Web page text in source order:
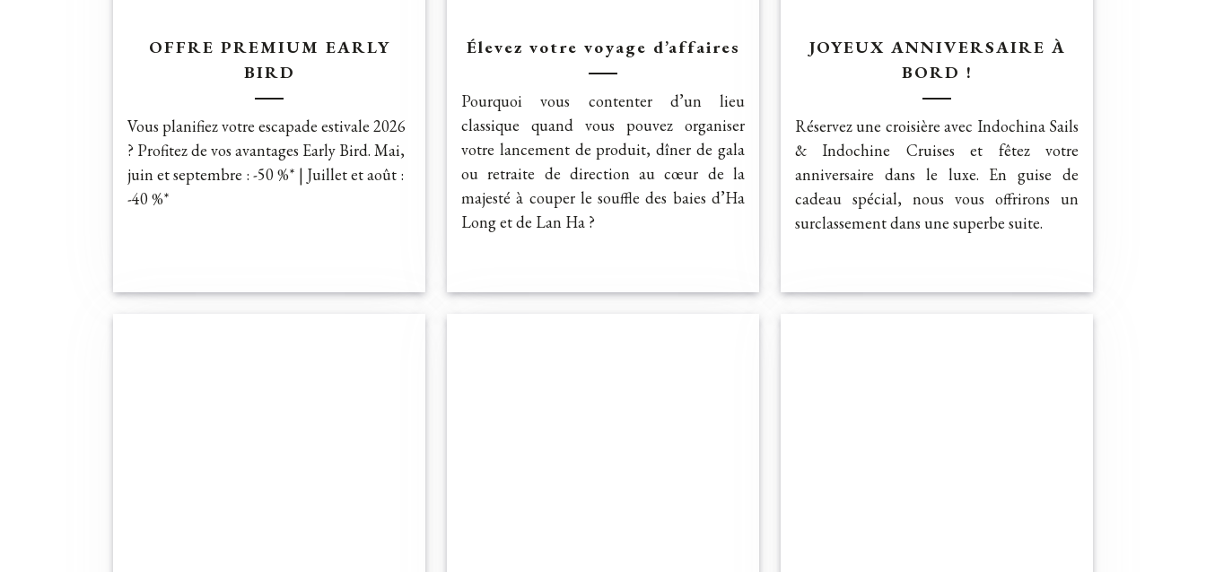
OFFRE PREMIUM EARLY
BIRD
Vous planifiez votre escapade estivale 2026
? Profitez de vos avantages Early Bird. Mai,
juin et septembre : -50 %* | Juillet et août :
-40 %*
Élevez votre voyage d’affaires
Pourquoi vous contenter d’un lieu
classique quand vous pouvez organiser
votre lancement de produit, dîner de gala
ou retraite de direction au cœur de la
majesté à couper le souffle des baies d’Ha
Long et de Lan Ha ?
JOYEUX ANNIVERSAIRE À
BORD !
Réservez une croisière avec Indochina Sails
& Indochine Cruises et fêtez votre
anniversaire dans le luxe. En guise de
cadeau spécial, nous vous offrirons un
surclassement dans une superbe suite.